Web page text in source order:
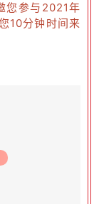
您参与2021年
10分钟时间来